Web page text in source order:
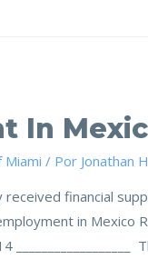
In
/ Por Jonathan
financial
in Mexico